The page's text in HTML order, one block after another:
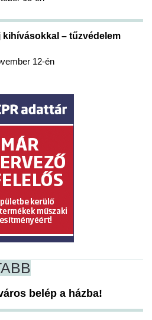
kihívásokkal – tűzvédelem
12-én
belép a házba!